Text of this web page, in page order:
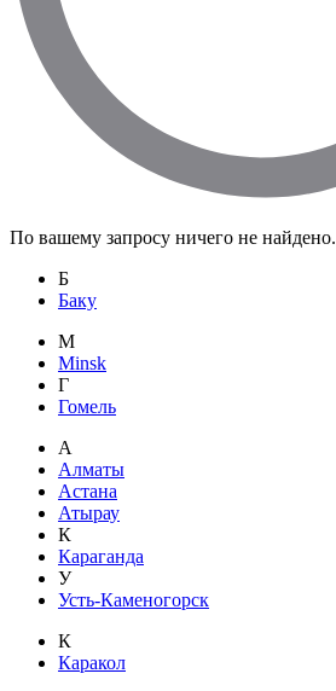
По вашему запросу ничего не найдено.
Б
Баку
M
Minsk
Г
Гомель
А
Алматы
Астана
Атырау
К
Караганда
У
Усть-Каменогорск
К
Каракол